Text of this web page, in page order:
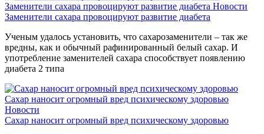
Заменители сахара провоцируют развитие диабета Новости
Заменители сахара провоцируют развитие диабета
Ученым удалось установить, что сахарозаменители – так же
вредны, как и обычный рафинированный белый сахар. И
употребление заменителей сахара способствует появлению
диабета 2 типа
Сахар наносит огромный вред психическому здоровью
Новости
Сахар наносит огромный вред психическому здоровью